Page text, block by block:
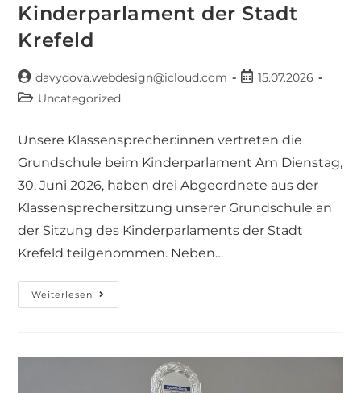
Kinderparlament der Stadt
Krefeld
davydova.webdesign@icloud.com
15.07.2026
Uncategorized
Unsere Klassensprecher:innen vertreten die
Grundschule beim Kinderparlament Am Dienstag,
30. Juni 2026, haben drei Abgeordnete aus der
Klassensprechersitzung unserer Grundschule an
der Sitzung des Kinderparlaments der Stadt
Krefeld teilgenommen. Neben…
Weiterlesen